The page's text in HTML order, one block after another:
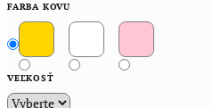
FARBA KOVU
VEĽKOSŤ